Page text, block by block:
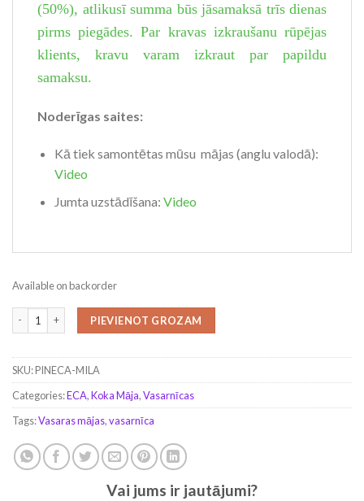
(50%), atlikusī summa būs jāsamaksā trīs dienas
pirms piegādes. Par kravas izkraušanu rūpējas
klients, kravu varam izkraut par papildu
samaksu.
Noderīgas saites:
Kā tiek samontētas mūsu mājas (anglu valodā):
Video
Jumta uzstādīšana: Video
Available on backorder
PIEVIENOT GROZAM
SKU:PINECA-MILA
Categories:ECA,Koka Māja,Vasarnīcas
Tags:Vasaras mājas,vasarnīca
Vai jums ir jautājumi?